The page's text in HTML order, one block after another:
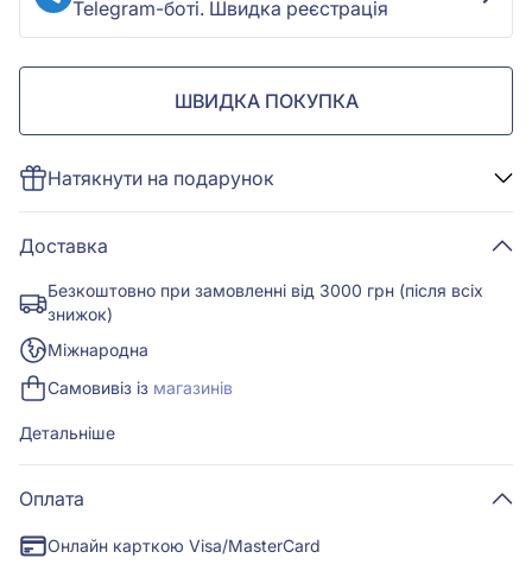
Telegram-боті. Швидка реєстрація
ШВИДКА ПОКУПКА
Натякнути на подарунок
Доставка
Безкоштовно при замовленні від 3000 грн (після всіх
знижок)
Міжнародна
Самовивіз із магазинів
Детальніше
Оплата
Онлайн карткою Visa/MasterCard